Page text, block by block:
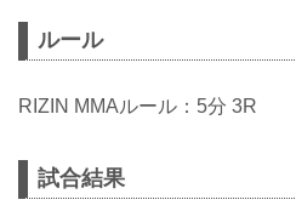
ルール
RIZIN MMAルール：5分 3R
試合結果